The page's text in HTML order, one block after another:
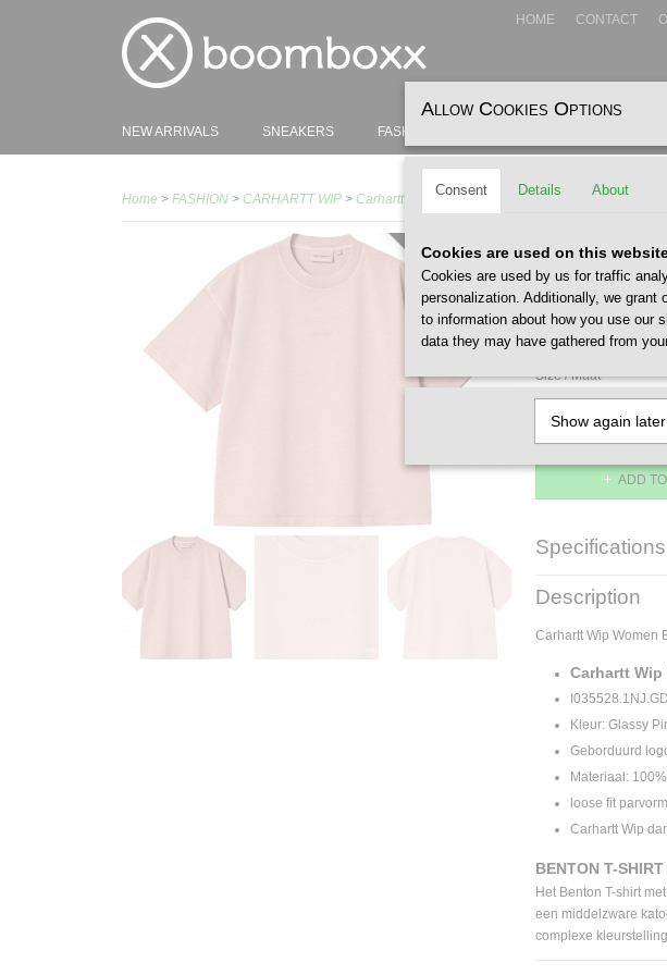
HOME CONTACT
NEW ARRIVALS SNEAKERS FASHION
Home > FASHION > CARHARTT WIP > Carhartt Wip Women Benton T-Shirt
WOMEN /X Carhartt
€ 55,00
✓ In stock -
Size / Maat
ADD
Specifications
Product code
Supplier product code
Description
Carhartt Wip Women
Carhartt
Kleur: Glassy
Geborduurd
Materiaal:
loose fit
Carhartt Wip
BENTON T-
Het Benton T-shirt
een middelzware
complexe
Allow Cookies Options
Consent Details About
Cookies are used on this
Cookies are used by us for traffic
personalization. Additionally, we
to information about how you use our
data they may have gathered from
Show again later